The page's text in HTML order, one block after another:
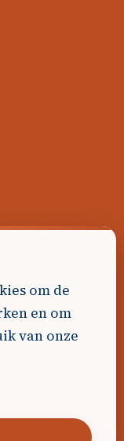
voorwaarden
om de
en om
van onze